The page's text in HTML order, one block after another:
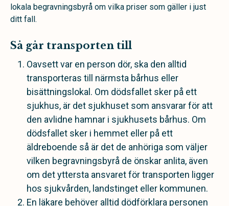
lokala begravningsbyrå om vilka priser som gäller i just
ditt fall.
Så går transporten till
Oavsett var en person dör, ska den alltid
transporteras till närmsta bårhus eller
bisättningslokal. Om dödsfallet sker på ett
sjukhus, är det sjukhuset som ansvarar för att
den avlidne hamnar i sjukhusets bårhus. Om
dödsfallet sker i hemmet eller på ett
äldreboende så är det de anhöriga som väljer
vilken begravningsbyrå de önskar anlita, även
om det yttersta ansvaret för transporten ligger
hos sjukvården, landstinget eller kommunen.
En läkare behöver alltid dödförklara personen